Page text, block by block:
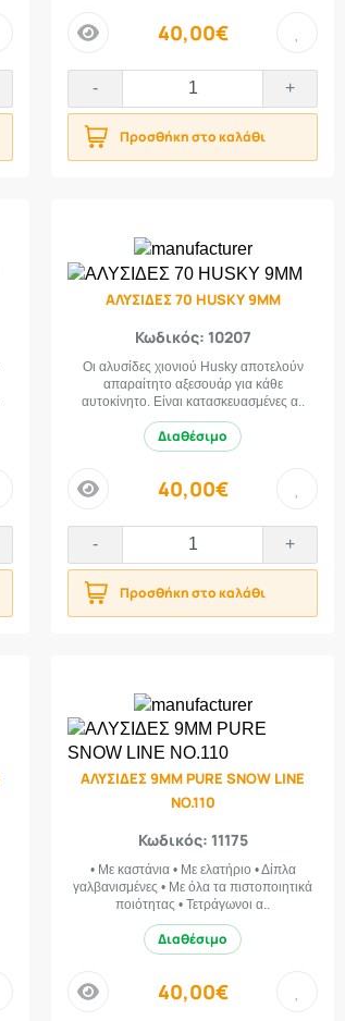
price 40,00€
- +
Προσθήκη στο καλάθι
ΑΛΥΣΙΔΕΣ 70 HUSKY 9MM
Κωδικός: 10207
Οι αλυσίδες χιονιού Husky αποτελούν
απαραίτητο αξεσουάρ για κάθε
αυτοκίνητο. Είναι κατασκευασμένες α..
Διαθέσιμο
price 40,00€
- +
Προσθήκη στο καλάθι
ΑΛΥΣΙΔΕΣ 9ΜΜ PURE SNOW LINE
NO.110
Κωδικός: 11175
• Με καστάνια • Με ελατήριο • Δίπλα
γαλβανισμένες • Με όλα τα πιστοποιητικά
ποιότητας • Τετράγωνοι α..
Διαθέσιμο
price 40,00€